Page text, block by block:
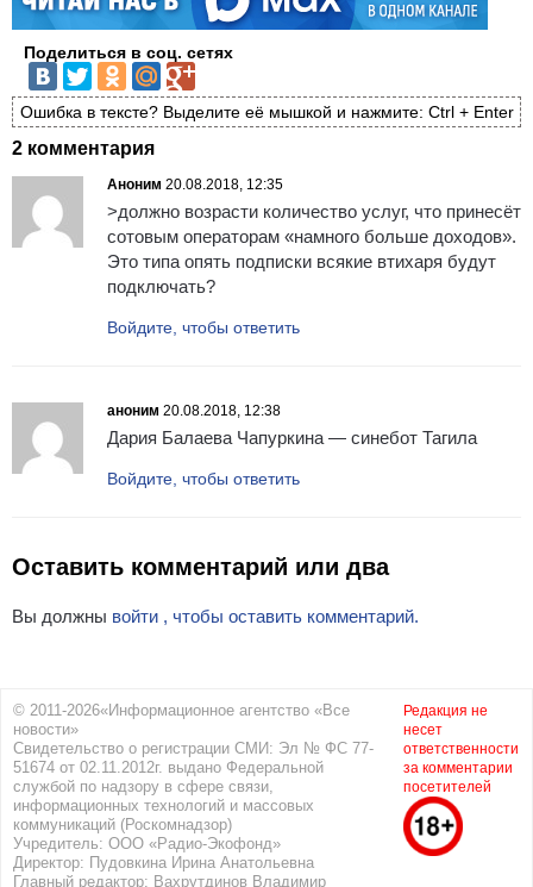
Поделиться в соц. сетях
Ошибка в тексте? Выделите её мышкой и нажмите: Ctrl + Enter
2 комментария
Аноним 20.08.2018, 12:35
>должно возрасти количество услуг, что принесёт
сотовым операторам «намного больше доходов».
Это типа опять подписки всякие втихаря будут
подключать?
Войдите, чтобы ответить
аноним 20.08.2018, 12:38
Дария Балаева Чапуркина — синебот Тагила
Войдите, чтобы ответить
Оставить комментарий или два
Вы должны войти , чтобы оставить комментарий.
© 2011-2026«Информационное агентство «Все
новости»
Свидетельство о регистрации СМИ: Эл № ФС 77-
51674 от 02.11.2012г. выдано Федеральной
службой по надзору в сфере связи,
информационных технологий и массовых
коммуникаций (Роскомнадзор)
Учредитель: ООО «Радио-Экофонд»
Директор: Пудовкина Ирина Анатольевна
Главный редактор: Вахрутдинов Владимир
Редакция не
несет
ответственности
за комментарии
посетителей